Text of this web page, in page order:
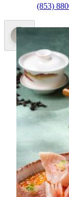
(853)
เมนูพิเศษ
เชฟรองผู้บริห
ที่คัดสรรมาอ
และในทะเล
สุขภาพที่ดี ไ
ฉ่ายดองในซ
ซอสโฮมเมด
อาหาร และ“ป